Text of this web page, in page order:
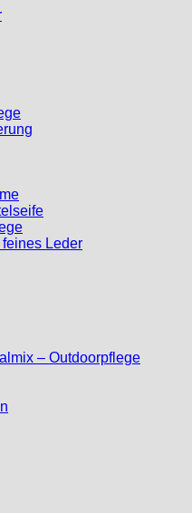
feines Leder
– Outdoorpflege